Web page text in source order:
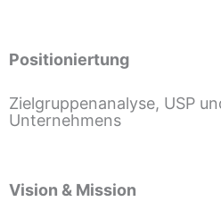
Positioniertung
Zielgruppenanalyse, USP
Unternehmens
Vision & Mission